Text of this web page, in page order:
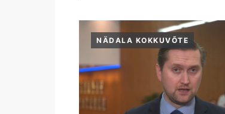
NÄDALA KOKKUVÕTE